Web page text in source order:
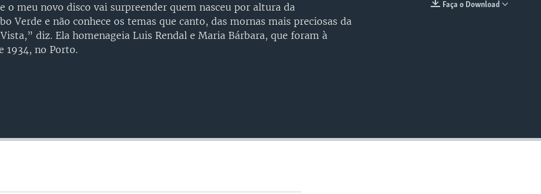
Faça o Download
o meu novo disco vai surpreender quem nasceu por altura da
Verde e não conhece os temas que canto, das mornas mais preciosas da
diz. Ela homenageia Luis Rendal e Maria Bárbara, que foram à
1934, no Porto.